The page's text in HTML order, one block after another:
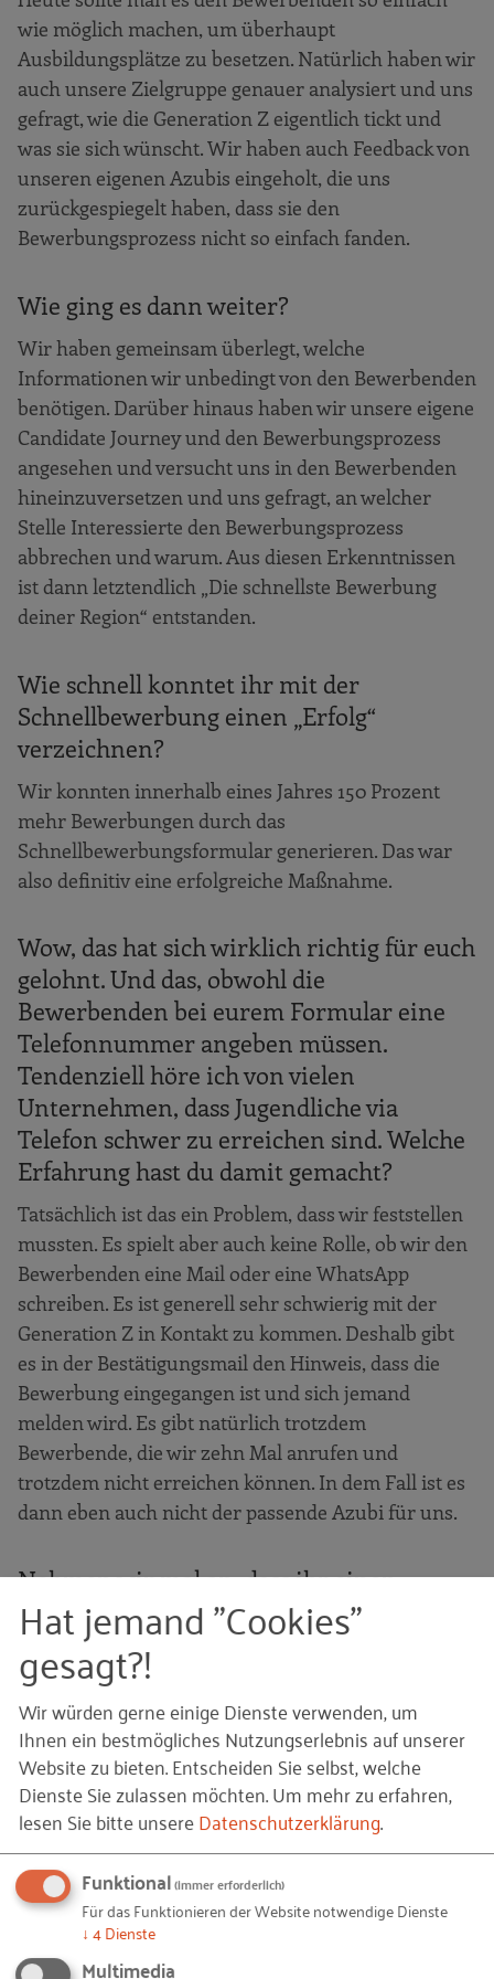
wie möglich machen, um überhaupt
Ausbildungsplätze zu besetzen. Natürlich haben wir
auch unsere Zielgruppe genauer analysiert und uns
gefragt, wie die Generation Z eigentlich tickt und
was sie sich wünscht. Wir haben auch Feedback von
unseren eigenen Azubis eingeholt, die uns
zurückgespiegelt haben, dass sie den
Bewerbungsprozess nicht so einfach fanden.
Wie ging es dann weiter?
Wir haben gemeinsam überlegt, welche
Informationen wir unbedingt von den Bewerbenden
benötigen. Darüber hinaus haben wir unsere eigene
Candidate Journey und den Bewerbungsprozess
angesehen und versucht uns in den Bewerbenden
hineinzuversetzen und uns gefragt, an welcher
Stelle Interessierte den Bewerbungsprozess
abbrechen und warum. Aus diesen Erkenntnissen
ist dann letztendlich „Die schnellste Bewerbung
deiner Region“ entstanden.
Wie schnell konntet ihr mit der
Schnellbewerbung einen „Erfolg“
verzeichnen?
Wir konnten innerhalb eines Jahres 150 Prozent
mehr Bewerbungen durch das
Schnellbewerbungsformular generieren. Das war
also definitiv eine erfolgreiche Maßnahme.
Wow, das hat sich wirklich richtig für euch
gelohnt. Und das, obwohl die
Bewerbenden bei eurem Formular eine
Telefonnummer angeben müssen.
Tendenziell höre ich von vielen
Unternehmen, dass Jugendliche via
Telefon schwer zu erreichen sind. Welche
Erfahrung hast du damit gemacht?
Tatsächlich ist das ein Problem, dass wir feststellen
mussten. Es spielt aber auch keine Rolle, ob wir den
Bewerbenden eine Mail oder eine WhatsApp
schreiben. Es ist generell sehr schwierig mit der
Generation Z in Kontakt zu kommen. Deshalb gibt
es in der Bestätigungsmail den Hinweis, dass die
Bewerbung eingegangen ist und sich jemand
melden wird. Es gibt natürlich trotzdem
Bewerbende, die wir zehn Mal anrufen und
trotzdem nicht erreichen können. In dem Fall ist es
dann eben auch nicht der passende Azubi für uns.
Nehmen wir mal an, dass ihr einen
interessierten Jugendlichen erreicht habt
und das Gespräch lief erfolgreich von
beiden Seiten aus. Wie geht es dann mit
dem Bewerbungsprozess weiter? Müssen
dann alle Bewerbungsunterlagen
nachgeliefert werden?
Für uns ist dieses Telefongespräch die Alternative
die Punkte ab, die im Lebenslauf stehen würden. Ob
man schon mal Praktika gemacht hat, wie es in der
Schule aussieht, was die Interessen sind und so
weiter. In einem Lebenslauf von einer Schülerin
Hat jemand "Cookies"
gesagt?!
Wir würden gerne einige Dienste verwenden, um
Ihnen ein bestmögliches Nutzungserlebnis auf unserer
Website zu bieten. Entscheiden Sie selbst, welche
Dienste Sie zulassen möchten.Um mehr zu erfahren,
lesen Sie bitte unsereDatenschutzerklärung.
Funktional(immer erforderlich)
Für das Funktionieren der Website notwendige Dienste
↓ 4Dienste
Multimedia